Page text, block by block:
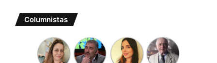
Columnistas